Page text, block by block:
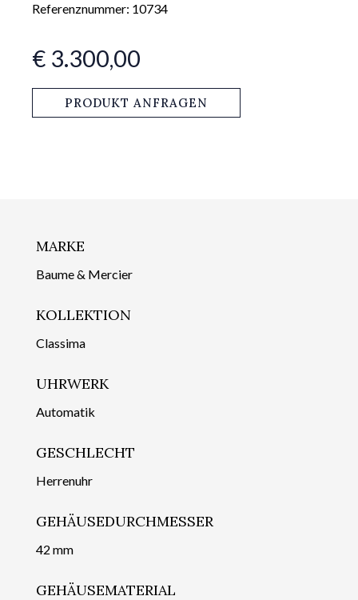
Referenznummer: 10734
€ 3.300,00
PRODUKT ANFRAGEN
MARKE
Baume & Mercier
KOLLEKTION
Classima
UHRWERK
Automatik
GESCHLECHT
Herrenuhr
GEHÄUSEDURCHMESSER
42 mm
GEHÄUSEMATERIAL